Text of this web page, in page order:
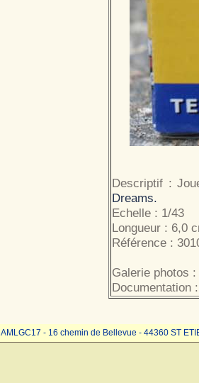
Descriptif :
Dreams.
Echelle : 1/43
Longueur : 6,0
Référence :
Galerie photos :
Documentation :
AMLGC17 - 16 chemin de Bellevue - 44360 ST